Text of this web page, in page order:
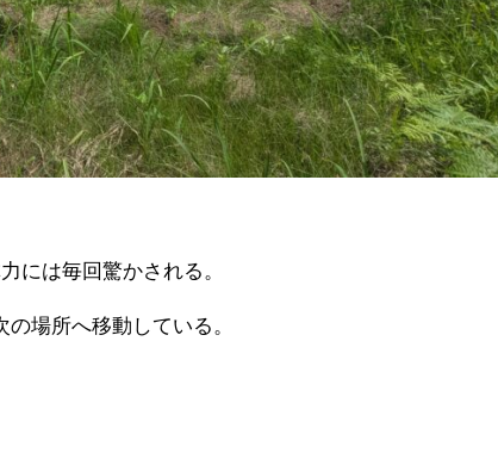
には毎回驚かされる。
場所へ移動している。